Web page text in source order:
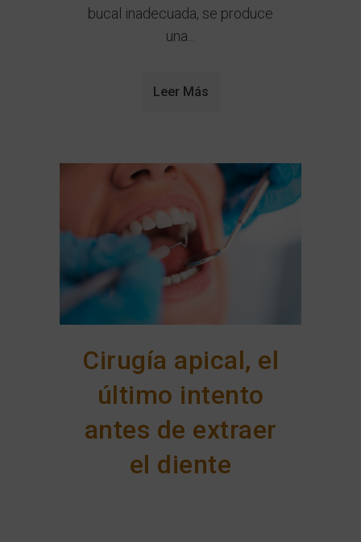
bucal inadecuada, se produce
una...
Leer Más
Cirugía apical, el
último intento
antes de extraer
el diente